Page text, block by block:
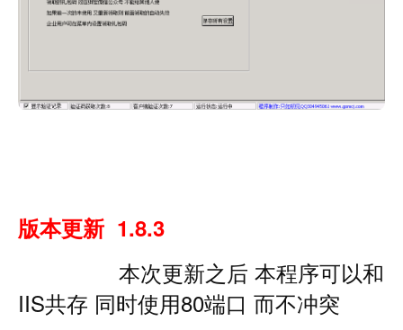
版本更新 1.8.3
本次更新之后 本程序可以和
IIS共存 同时使用80端口 而不冲突